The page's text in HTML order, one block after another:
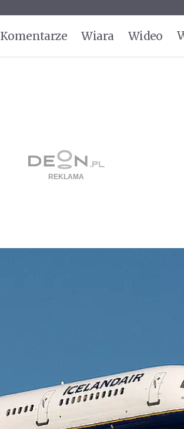
Komentarze Wiara Wideo